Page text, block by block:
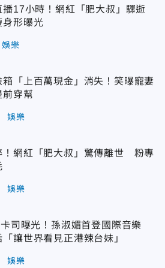
播17小時！網紅「肥大叔」驟逝
身形曝光
娛樂
箱「上百萬現金」消失！笑曝寵妻
前穿幫
娛樂
！網紅「肥大叔」驚傳離世 粉專
娛樂
司曝光！孫淑媚首登國際音樂
讓世界看見正港辣台妹」
娛樂